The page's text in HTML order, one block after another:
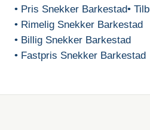
• Pris Snekker Barkestad•
• Rimelig Snekker Barkestad
• Billig Snekker Barkestad
• Fastpris Snekker Barkestad